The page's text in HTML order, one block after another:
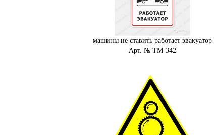
машины не ставить работает эвакуатор
Арт. № ТМ-342